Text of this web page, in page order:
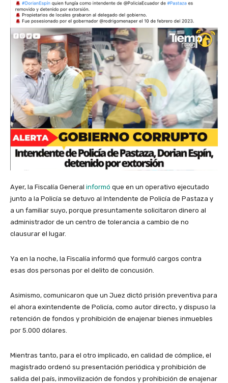
Ayer, la Fiscalía General informó que en un operativo ejecutado
junto a la Policía se detuvo al Intendente de Policía de Pastaza y
a un familiar suyo, porque presuntamente solicitaron dinero al
administrador de un centro de tolerancia a cambio de no
clausurar el lugar.
Ya en la noche, la Fiscalía informó que formuló cargos contra
esas dos personas por el delito de concusión.
Asimismo, comunicaron que un Juez dictó prisión preventiva para
el ahora exintendente de Policía, como autor directo, y dispuso la
retención de fondos y prohibición de enajenar bienes inmuebles
por 5.000 dólares.
Mientras tanto, para el otro implicado, en calidad de cómplice, el
magistrado ordenó su presentación periódica y prohibición de
salida del país, inmovilización de fondos y prohibición de enajenar